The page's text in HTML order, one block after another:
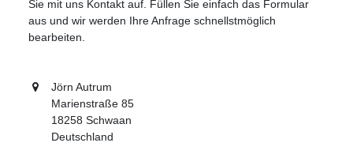
Sie mit uns Kontakt auf. Füllen Sie einfach das Formular
aus und wir werden Ihre Anfrage schnellstmöglich
bearbeiten.
Jörn Autrum
Marienstraße 85
18258 Schwaan
Deutschland